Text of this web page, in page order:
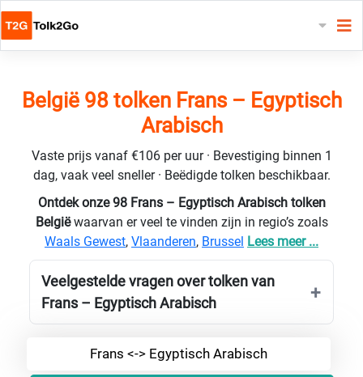
België 98 tolken Frans – Egyptisch
Arabisch
Vaste prijs vanaf €106 per uur · Bevestiging binnen 1
dag, vaak veel sneller · Beëdigde tolken beschikbaar.
Ontdek onze 98 Frans – Egyptisch Arabisch tolken
Belgiëwaarvan er veel te vinden zijn in regio’s zoals
Waals Gewest, Vlaanderen, Brussel Lees meer ...
Veelgestelde vragen over tolken van
Frans – Egyptisch Arabisch
Frans <-> Egyptisch Arabisch